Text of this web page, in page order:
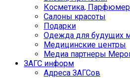
Косметика,
Салоны красоты
Подарки
Одежда для будущих
Медицинские центры
Медиа партнеры
ЗАГС информ
Адреса ЗАГСов